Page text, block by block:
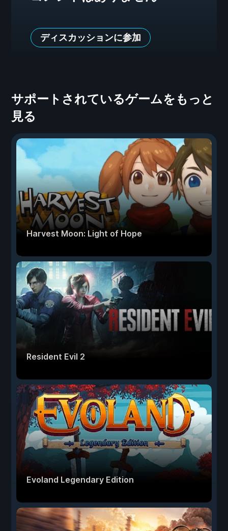
ディスカッションに参加
サポートされているゲームをもっと
見る
Harvest Moon: Light of Hope
Resident Evil 2
Evoland Legendary Edition